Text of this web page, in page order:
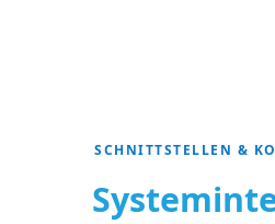
SCHNITTSTELLEN &